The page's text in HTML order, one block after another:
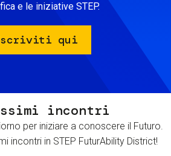
e le iniziative STEP.
qui
incontri
per iniziare a conoscere il Futuro.
incontri in STEP FuturAbility District!